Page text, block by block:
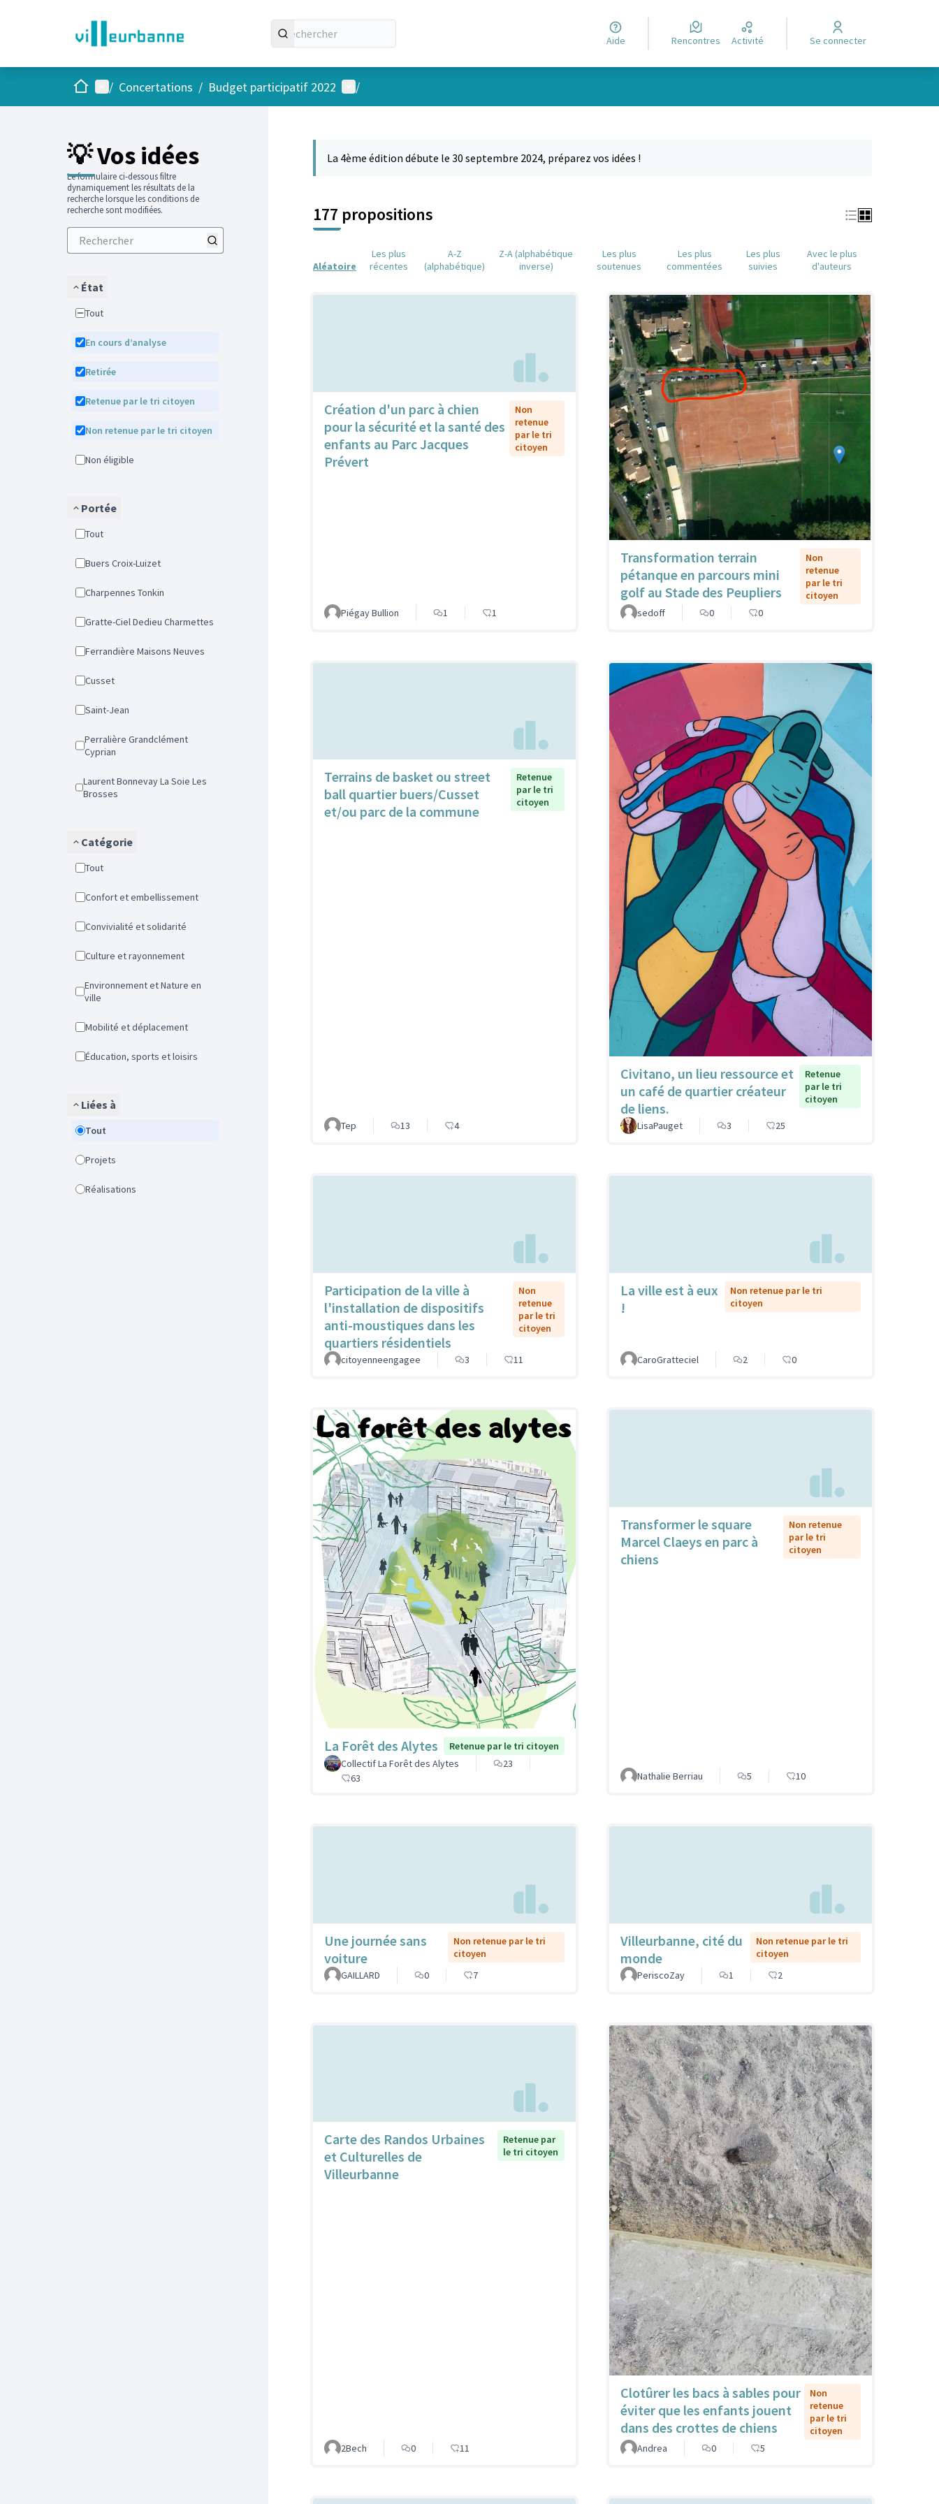
Aide Rencontres Activité Se connecter
AccueilMenu principal
/ Concertations / Budget participatif 2022 Menu utilisateur
/
💡 Vos idées
Le formulaire ci-dessous filtre
dynamiquement les résultats de la
recherche lorsque les conditions de
recherche sont modifiées.
État
Tout
En cours d’analyse
Retirée
Retenue par le tri citoyen
Non retenue par le tri citoyen
Non éligible
Portée
Tout
Buers Croix-Luizet
Charpennes Tonkin
Gratte-Ciel Dedieu Charmettes
Ferrandière Maisons Neuves
Cusset
Saint-Jean
Perralière Grandclément
Cyprian
Laurent Bonnevay La Soie Les
Brosses
Catégorie
Tout
Confort et embellissement
Convivialité et solidarité
Culture et rayonnement
Environnement et Nature en
ville
Mobilité et déplacement
Éducation, sports et loisirs
Liées à
Tout
Projets
Réalisations
La 4ème édition débute le 30 septembre 2024, préparez vos idées !
177 propositions
Aléatoire
Les plus
récentes
A-Z
(alphabétique)
Z-A (alphabétique
inverse)
Les plus
soutenues
Les plus
commentées
Les plus
suivies
Avec le plus
d'auteurs
Création d'un parc à chien
pour la sécurité et la santé des
enfants au Parc Jacques
Prévert
Non
retenue
par le tri
citoyen
Piégay Bullion 1 1
Transformation terrain
pétanque en parcours mini
golf au Stade des Peupliers
Non
retenue
par le tri
citoyen
sedoff
0 0
Terrains de basket ou street
ball quartier buers/Cusset
et/ou parc de la commune
Retenue
par le tri
citoyen
Tep 13 4
Civitano, un lieu ressource et
un café de quartier créateur
de liens.
Retenue
par le tri
citoyen
LisaPauget 3 25
Participation de la ville à
l'installation de dispositifs
anti-moustiques dans les
quartiers résidentiels
Non
retenue
par le tri
citoyen
citoyenneengagee 3 11
La ville est à eux
!
Non retenue par le tri
citoyen
CaroGratteciel 2 0
La Forêt des Alytes
Retenue par le tri citoyen
Collectif La Forêt des Alytes
23
63
Transformer le square
Marcel Claeys en parc à
chiens
Non retenue
par le tri
citoyen
Nathalie Berriau 5 10
Une journée sans
voiture
Non retenue par le tri
citoyen
GAILLARD
0 7
Villeurbanne, cité du
monde
Non retenue par le tri
citoyen
PeriscoZay
1 2
Carte des Randos Urbaines
et Culturelles de
Villeurbanne
Retenue par
le tri citoyen
2Bech 0 11
Clotûrer les bacs à sables pour
éviter que les enfants jouent
dans des crottes de chiens
Non
retenue
par le tri
citoyen
Andrea
0 5